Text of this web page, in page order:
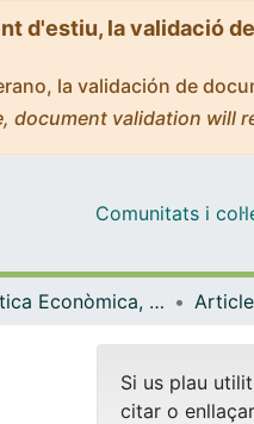
d'estiu, la validació
la validación de
document validation will
Comunitats i
Matemàtica Econòmica, Financera i Actuarial
Si us plau
citar o